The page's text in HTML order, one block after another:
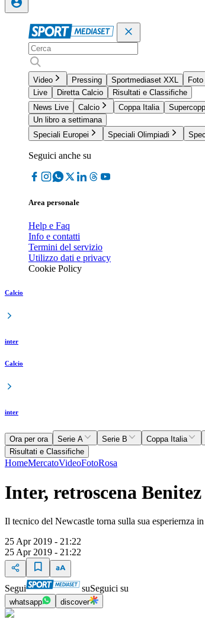
Video Pressing Sportmediaset XXL
Foto
Live
Diretta Calcio
Risultati e Classifiche
News Live
Calcio Coppa Italia
Un libro a settimana
Speciali Europei
Speciali Olimpiadi
Seguici anche su
Area personale
Help e Faq
Info e contatti
Termini del servizio
Utilizzo dati e privacy
Cookie Policy
Calcio
inter
Calcio
inter
Ora per ora Serie A Serie B Coppa Italia
Risultati e Classifiche
HomeMercatoVideoFotoRosa
Inter, retroscena
Il tecnico del Newcastle torna sulla sua esperiernza
25 Apr 2019 - 21:22
25 Apr 2019 - 21:22
Segui suSeguici su
whatsapp discover